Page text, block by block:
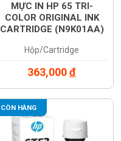
MỰC IN HP 65 TRI-
COLOR ORIGINAL INK
CARTRIDGE (N9K01AA)
Hộp/Cartridge
363,000đ
CÒN HÀNG